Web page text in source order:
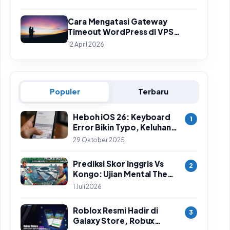
Cara Mengatasi Gateway
Timeout WordPress di VPS
HestiaCP Sampai Tuntas
12 April 2026
Populer Terbaru
Heboh iOS 26: Keyboard
Error Bikin Typo, Keluhan
Meluas & Langkah
29 Oktober 2025
1
Prediksi Skor Inggris Vs
Kongo: Ujian Mental The
Three Lions di Babak 32
1 Juli 2026
2
Roblox Resmi Hadir di
Galaxy Store, Robux
3